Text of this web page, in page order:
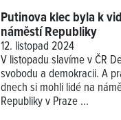
Putinova klec byla k
náměstí Republiky
12. listopad 2024
V listopadu slavíme v ČR
svobodu a demokracii. A
dnech si mohli lidé na
Republiky v Praze ...